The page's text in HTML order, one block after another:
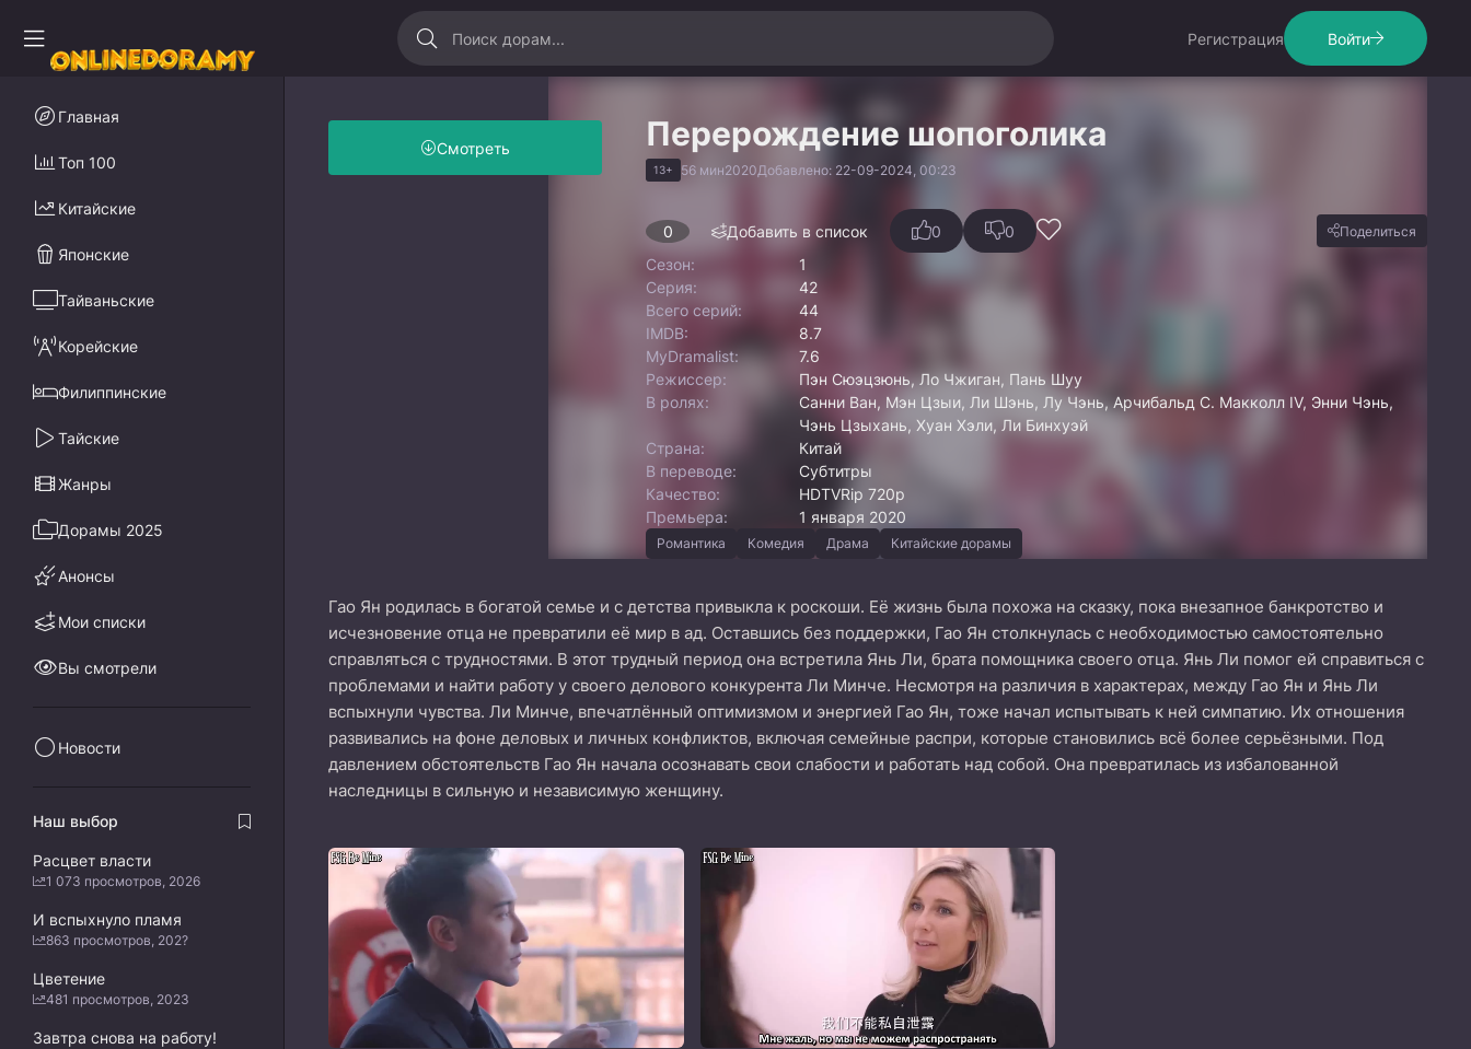
Регистрация Войти
Перерождение шопоголика
13+ 56 мин2020Добавлено: 22-09-2024, 00:23
Смотреть
0 Добавить в список 0 0 Поделиться
Сезон:
1
Серия:
42
Всего серий:
44
IMDB:
8.7
MyDramalist:
7.6
Режиссер:
Пэн Сюэцзюнь, Ло Чжиган, Пань Шуу
В ролях:
Санни Ван, Мэн Цзыи, Ли Шэнь, Лу Чэнь, Арчибальд С. Макколл IV, Энни Чэнь,
Чэнь Цзыхань, Хуан Хэли, Ли Бинхуэй
Страна:
Китай
В переводе:
Субтитры
Качество:
HDTVRip 720p
Премьера:
1 января 2020
Романтика Комедия Драма Китайские дорамы
Гао Ян родилась в богатой семье и с детства привыкла к роскоши. Её жизнь была похожа на сказку, пока внезапное банкротство и
исчезновение отца не превратили её мир в ад. Оставшись без поддержки, Гао Ян столкнулась с необходимостью самостоятельно
справляться с трудностями. В этот трудный период она встретила Янь Ли, брата помощника своего отца. Янь Ли помог ей справиться с
проблемами и найти работу у своего делового конкурента Ли Минче. Несмотря на различия в характерах, между Гао Ян и Янь Ли
вспыхнули чувства. Ли Минче, впечатлённый оптимизмом и энергией Гао Ян, тоже начал испытывать к ней симпатию. Их отношения
развивались на фоне деловых и личных конфликтов, включая семейные распри, которые становились всё более серьёзными. Под
давлением обстоятельств Гао Ян начала осознавать свои слабости и работать над собой. Она превратилась из избалованной
наследницы в сильную и независимую женщину.
Главная
Топ 100
Китайские
Японские
Тайваньские
Корейские
Филиппинские
Тайские
Жанры
Дорамы 2025
Анонсы
Мои списки
Вы смотрели
Новости
Наш выбор
Расцвет власти
1 073 просмотров, 2026
И вспыхнуло пламя
863 просмотров, 202?
Цветение
481 просмотров, 2023
Завтра снова на работу!